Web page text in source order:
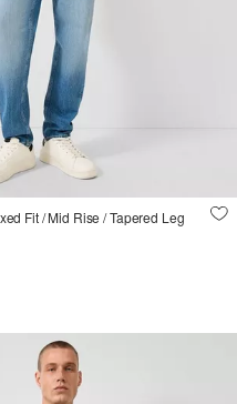
Fit / Mid Rise / Tapered Leg